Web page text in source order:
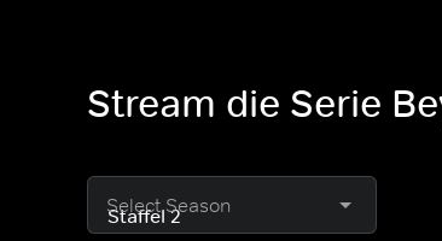
Stream die Serie
Select Season